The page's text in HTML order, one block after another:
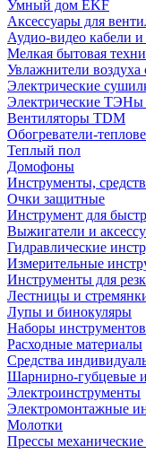
Умный дом EKF
Аксессуары для
Аудио-видео кабели
Мелкая бытовая
Увлажнители
Электрические
Электрические
Вентиляторы TDM
Обогреватели-
Теплый пол
Домофоны
Инструменты,
Очки защитные
Инструмент для
Выжигатели и
Гидравлические
Измерительные
Инструменты для
Лестницы и
Лупы и бинокуляры
Наборы
Расходные материалы
Средства
Шарнирно-губцевые
Электроинструменты
Электромонтажные
Молотки
Прессы